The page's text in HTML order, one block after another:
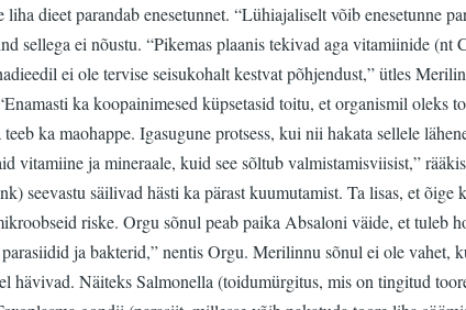
dieet parandab enesetunnet. “Lühiajaliselt võib enesetunne
ei nõustu. “Pikemas plaanis tekivad aga vitamiinide
ei ole tervise seisukohalt kestvat põhjendust,” ütles
ka koopainimesed küpsetasid toitu, et organismil
ka maohappe. Igasugune protsess, kui nii hakata sellele
vitamiine ja mineraale, kuid see sõltub valmistamisviisist,”
seevastu säilivad hästi ka pärast kuumutamist. Ta lisas, et
riske. Orgu sõnul peab paika Absaloni väide, et
ja bakterid,” nentis Orgu. Merilinnu sõnul ei ole vahet,
hävivad. Näiteks Salmonella (toidumürgitus, mis on tingitud